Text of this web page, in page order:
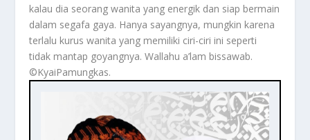
kalau dia seorang wanita yang energik dan siap bermain
dalam segafa gaya. Hanya sayangnya, mungkin karena
terlalu kurus wanita yang memiliki ciri-ciri ini seperti
tidak mantap goyangnya. Wallahu a’lam bissawab.
©️KyaiPamungkas.